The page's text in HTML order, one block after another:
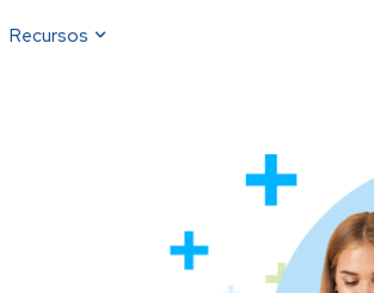
Recursos